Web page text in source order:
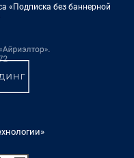
«Подписка без баннерной